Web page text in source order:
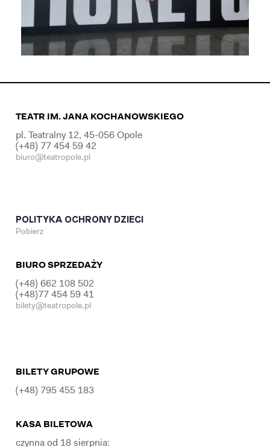
TEATR IM. JANA KOCHANOWSKIEGO
pl. Teatralny 12, 45-056 Opole
(+48) 77 454 59 42
biuro@teatropole.pl
POLITYKA OCHRONY DZIECI
Pobierz
BIURO SPRZEDAŻY
(+48) 662 108 502
(+48)77 454 59 41
bilety@teatropole.pl
BILETY GRUPOWE
(+48) 795 455 183
KASA BILETOWA
czynna od 18 sierpnia: